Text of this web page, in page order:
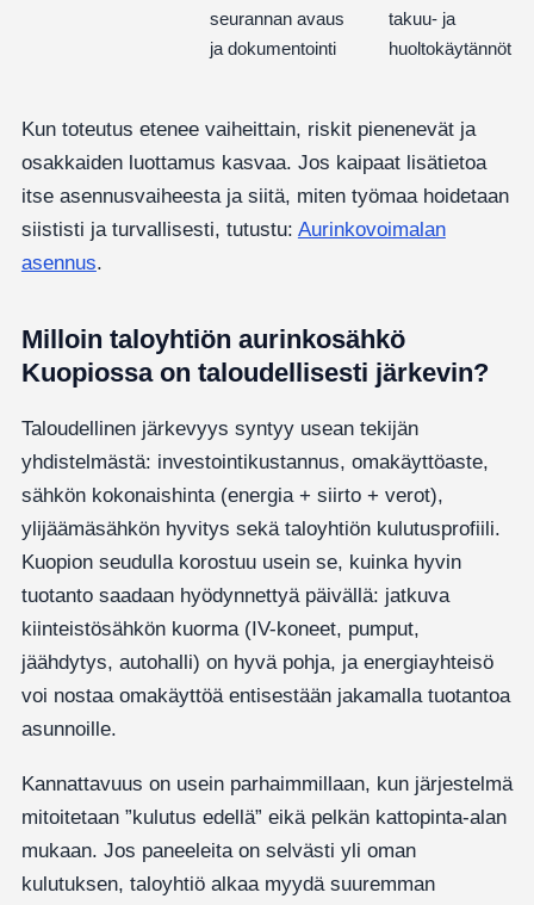
seurannan avaus
ja dokumentointi
takuu- ja
huoltokäytännöt
Kun toteutus etenee vaiheittain, riskit pienenevät ja
osakkaiden luottamus kasvaa. Jos kaipaat lisätietoa
itse asennusvaiheesta ja siitä, miten työmaa hoidetaan
siististi ja turvallisesti, tutustu: Aurinkovoimalan
asennus.
Milloin taloyhtiön aurinkosähkö
Kuopiossa on taloudellisesti järkevin?
Taloudellinen järkevyys syntyy usean tekijän
yhdistelmästä: investointikustannus, omakäyttöaste,
sähkön kokonaishinta (energia + siirto + verot),
ylijäämäsähkön hyvitys sekä taloyhtiön kulutusprofiili.
Kuopion seudulla korostuu usein se, kuinka hyvin
tuotanto saadaan hyödynnettyä päivällä: jatkuva
kiinteistösähkön kuorma (IV-koneet, pumput,
jäähdytys, autohalli) on hyvä pohja, ja energiayhteisö
voi nostaa omakäyttöä entisestään jakamalla tuotantoa
asunnoille.
Kannattavuus on usein parhaimmillaan, kun järjestelmä
mitoitetaan ”kulutus edellä” eikä pelkän kattopinta-alan
mukaan. Jos paneeleita on selvästi yli oman
kulutuksen, taloyhtiö alkaa myydä suuremman